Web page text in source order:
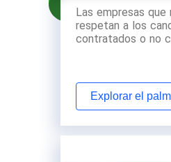
Las empresas que
respetan a los
contratados o no
Explorar el